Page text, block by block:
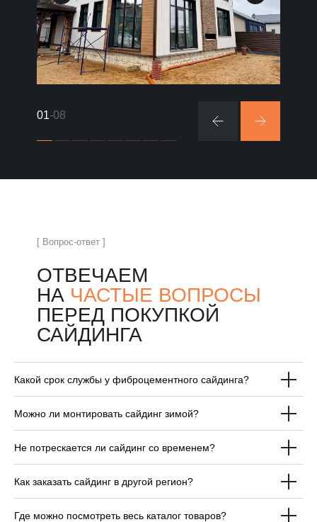
01-08
ОТВЕЧАЕМ НА
ЧАСТЫЕ ВОПРОСЫ
ПЕРЕД ПОКУПКОЙ
САЙДИНГА
ОТВЕЧАЕМ
НА ЧАСТЫЕ ВОПРОСЫ
ПЕРЕД ПОКУПКОЙ
САЙДИНГА
[ Вопрос-ответ ]
Какой срок службы у фиброцементного сайдинга?
Можно ли монтировать сайдинг зимой?
Не потрескается ли сайдинг со временем?
Как заказать сайдинг в другой регион?
Где можно посмотреть весь каталог товаров?